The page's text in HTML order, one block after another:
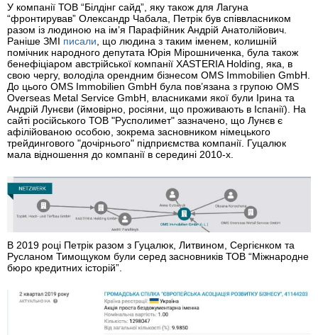
У компанії ТОВ “Білдінг сайд”, яку також для Лагуна
“фронтирував” Олександр Чабала, Петрік був співвласником
разом із людиною на імʼя Парафійник Андрій Анатолійович.
Раніше ЗМІ писали , що людина з таким іменем, колишній
помічник народного депутата Юрія Мірошниченка, була також
бенефіціаром австрійської компанії XASTERIA Holding, яка, в
свою чергу, володіла орендним бізнесом OMS Immobilien GmbH.
До цього OMS Immobilien GmbH була пов’язана з групою OMS
Overseas Metal Service GmbH, власниками якої були Ірина та
Андрій Лунєви (ймовірно, росіяни, що проживають в Іспанії). На
сайті російського ТОВ "Русполимет" зазначено, що Лунєв є
афілійованою особою, зокрема засновником німецького
трейдингового "дочірнього" підприємства компанії. Гуцалюк
мала відношення до компанії в середині 2010-х.
В 2019 році Петрік разом з Гуцалюк, Литвином, Сергієнком та
Русланом Тимощуком були серед засновників ТОВ “Міжнародне
бюро кредитних історій”.